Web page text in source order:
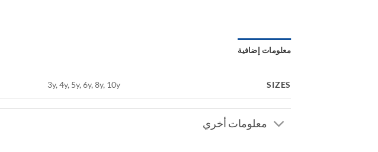
معلومات إضافية
SIZES
3y, 4y, 5y, 6y, 8y, 10y
معلومات أخري